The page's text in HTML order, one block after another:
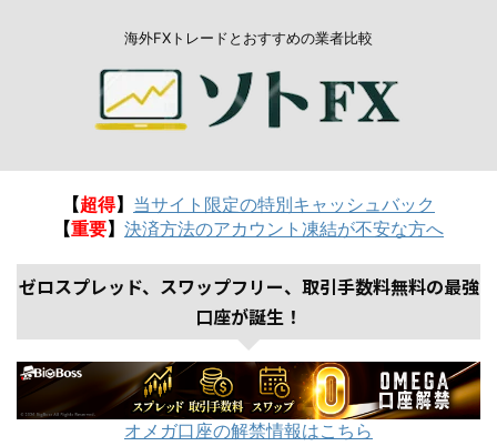
海外FXトレードとおすすめの業者比較
【超得】 当サイト限定の特別キャッシュバック
【重要】 決済方法のアカウント凍結が不安な方へ
ゼロスプレッド、スワップフリー、取引手数料無料の最強
口座が誕生！
オメガ口座の解禁情報はこちら